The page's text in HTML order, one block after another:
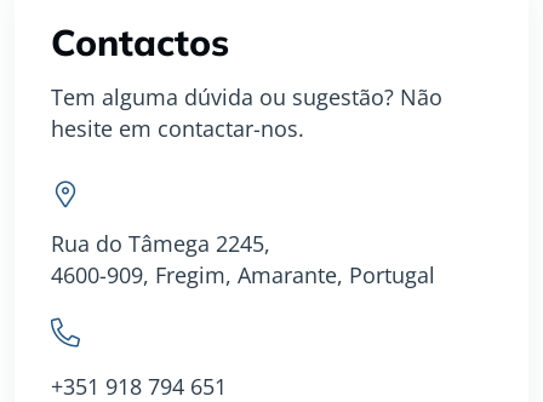
Contactos
Tem alguma dúvida ou sugestão? Não
hesite em contactar-nos.
Rua do Tâmega 2245,
4600-909, Fregim, Amarante, Portugal
+351 918 794 651